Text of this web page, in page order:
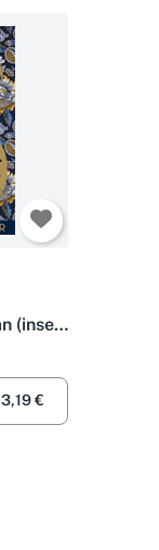
(insel
3,19 €